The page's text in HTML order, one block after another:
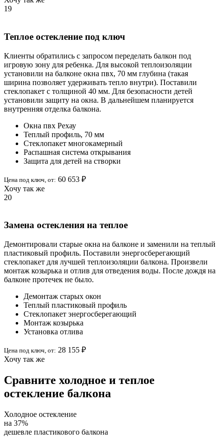
19
Теплое остекление под ключ
Клиенты обратились с запросом переделать балкон под
игровую зону для ребенка. Для высокой теплоизоляции
установили на балконе окна пвх, 70 мм глубина (такая
ширина позволяет удерживать тепло внутри). Поставили
стеклопакет с толщиной 40 мм. Для безопасности детей
установили защиту на окна. В дальнейшем планируется
внутренняя отделка балкона.
Окна пвх Рехау
Теплый профиль, 70 мм
Стеклопакет многокамерный
Распашная система открывания
Защита для детей на створки
Цена под ключ, от: 60 653 ₽
Хочу так же
20
Замена остекления на теплое
Демонтировали старые окна на балконе и заменили на теплый
пластиковый профиль. Поставили энергосберегающий
стеклопакет для лучшей теплоизоляции балкона. Произвели
монтаж козырька и отлив для отведения воды. После дождя на
балконе протечек не было.
Демонтаж старых окон
Теплый пластиковый профиль
Стеклопакет энергосберегающий
Монтаж козырька
Установка отлива
Цена под ключ, от: 28 155 ₽
Хочу так же
Сравните холодное и теплое
остекление балкона
Холодное остекление
на 37%
дешевле пластикового балкона